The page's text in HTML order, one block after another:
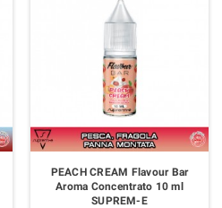
PEACH CREAM Flavour Bar
Aroma Concentrato 10 ml
SUPREM-E